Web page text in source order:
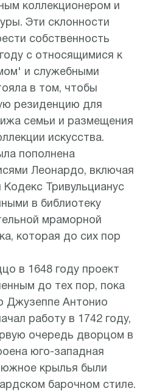
коллекционером и
Эти склонности
собственность
с относящимися к
и служебными
в том, чтобы
резиденцию для
семьи и размещения
искусства.
пополнена
Леонардо, включая
Кодекс Тривульцианус
в библиотеку
мраморной
которая до сих пор
в 1648 году проект
до тех пор, пока
Джузеппе Антонио
работу в 1742 году,
очередь дворцом в
юго-западная
крылья были
барочном стиле.